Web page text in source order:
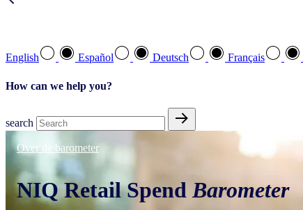
English Español Deutsch Français
How can we help you?
search
Over de barometer
NIQ Retail Spend Barometer